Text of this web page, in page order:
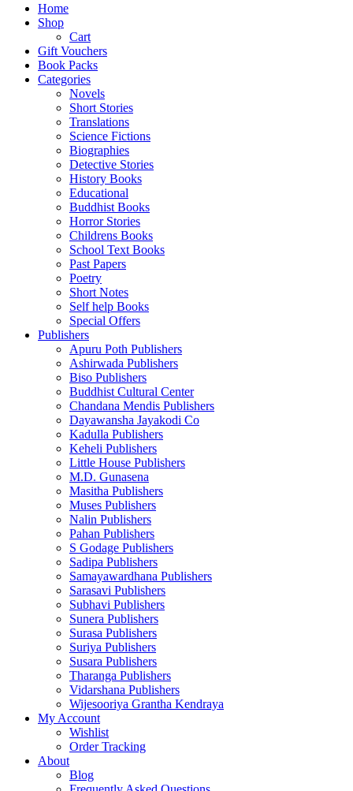
Home
Shop
Cart
Gift Vouchers
Book Packs
Categories
Novels
Short Stories
Translations
Science Fictions
Biographies
Detective Stories
History Books
Educational
Buddhist Books
Horror Stories
Childrens Books
School Text Books
Past Papers
Poetry
Short Notes
Self help Books
Special Offers
Publishers
Apuru Poth Publishers
Ashirwada Publishers
Biso Publishers
Buddhist Cultural Center
Chandana Mendis Publishers
Dayawansha Jayakodi Co
Kadulla Publishers
Keheli Publishers
Little House Publishers
M.D. Gunasena
Masitha Publishers
Muses Publishers
Nalin Publishers
Pahan Publishers
S Godage Publishers
Sadipa Publishers
Samayawardhana Publishers
Sarasavi Publishers
Subhavi Publishers
Sunera Publishers
Surasa Publishers
Suriya Publishers
Susara Publishers
Tharanga Publishers
Vidarshana Publishers
Wijesooriya Grantha Kendraya
My Account
Wishlist
Order Tracking
About
Blog